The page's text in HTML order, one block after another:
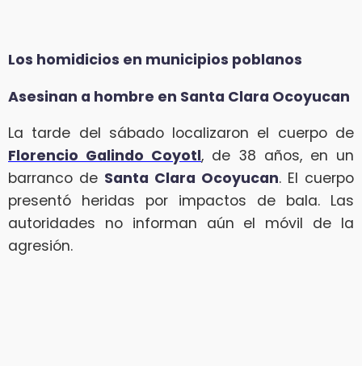
Los homidicios en municipios poblanos
Asesinan a hombre en Santa Clara Ocoyucan
La tarde del sábado localizaron el cuerpo de
Florencio Galindo Coyotl, de 38 años, en un
barranco de Santa Clara Ocoyucan. El cuerpo
presentó heridas por impactos de bala. Las
autoridades no informan aún el móvil de la
agresión.